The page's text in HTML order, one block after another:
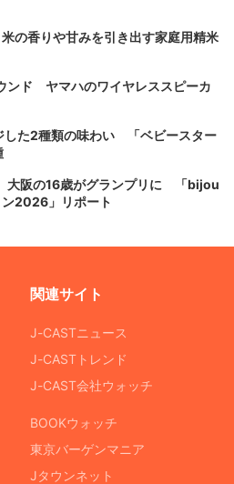
の香りや甘みを引き出す家庭用精米
ンド ヤマハのワイヤレススピーカ
した2種類の味わい 「ベビースター
大阪の16歳がグランプリに 「bijou
2026」リポート
関連サイト
J-CASTニュース
J-CASTトレンド
J-CAST会社ウォッチ
BOOKウォッチ
東京バーゲンマニア
Jタウンネット